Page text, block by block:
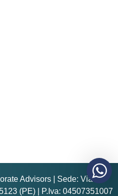
Advisors | Sede: Via E.
(PE) | P.Iva: 04507351007